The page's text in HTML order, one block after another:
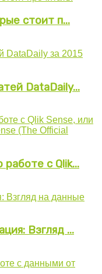
стоит п...
DataDaily...
с Qlik...
Взгляд ...